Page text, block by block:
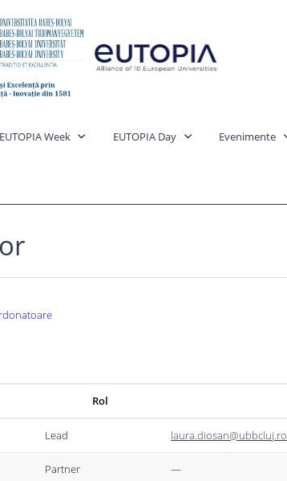
EUTOPIA Week EUTOPIA Day Evenimente
Rol
Lead laura.diosan@ubbcluj.ro
Partner —